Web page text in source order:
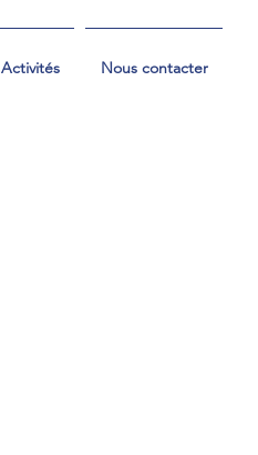
Activités Nous contacter